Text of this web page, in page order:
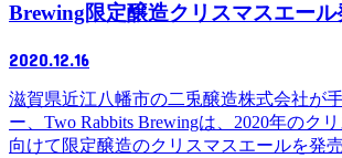
Brewing限定醸造クリスマスエール
2020.12.16
滋賀県近江八幡市の二兎醸造株式会社が
ー、Two Rabbits Brewingは、2020年のク
向けて限定醸造のクリスマスエールを発